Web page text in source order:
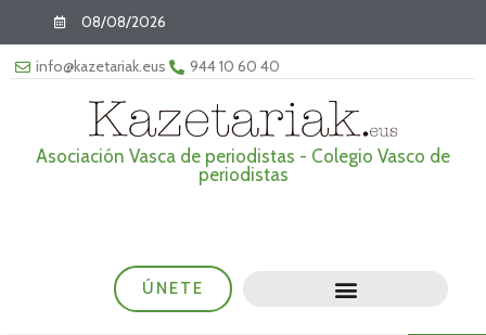
08/08/2026
info@kazetariak.eus 944 10 60 40
Asociación Vasca de periodistas - Colegio Vasco de
periodistas
ÚNETE